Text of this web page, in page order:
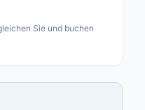
Sie und buchen